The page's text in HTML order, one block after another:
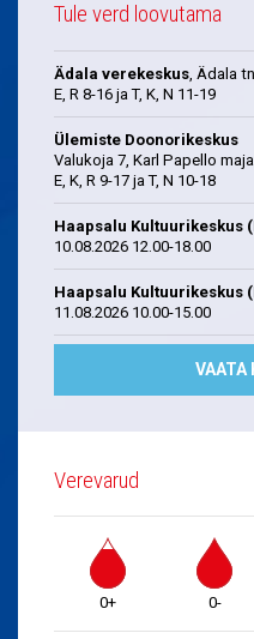
Tule verd loovutama
Ädala verekeskus , Ädala
E, R 8-16 ja T, K, N 11-19
Ülemiste Doonorikeskus
Valukoja 7, Karl Papello maja
E, K, R 9-17 ja T, N 10-18
Haapsalu Kultuurikeskus
10.08.2026 12.00-18.00
Haapsalu Kultuurikeskus
11.08.2026 10.00-15.00
VAATA
Verevarud
0+ 0-